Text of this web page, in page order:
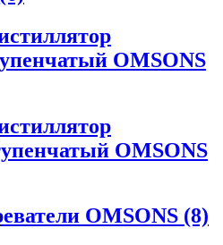
OMSONS
OMSONS
OMSONS (8)